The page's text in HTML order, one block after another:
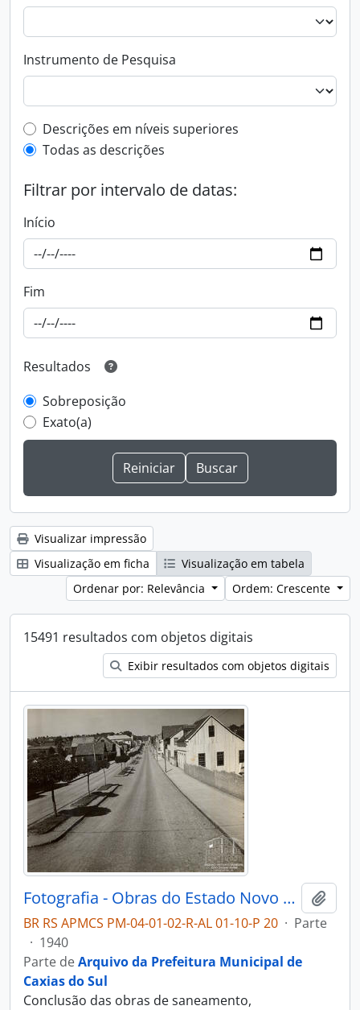
Instrumento de Pesquisa
Filtro de descrição de nível superior
Descrições em níveis superiores
Todas as descrições
Filtrar por intervalo de datas:
Início
Fim
Resultados
Sobreposição
Exato(a)
Visualizar impressão
Visualização em ficha
Visualização em tabela
Ordenar por: Relevância
Ordem: Crescente
15491 resultados com objetos digitais
Exibir resultados com objetos digitais
Fotografia - Obras do Estado Novo Caxias - Alguns Flagrantes de Urbanização e Saneamento - Administração Dante Marcucci
BR RS APMCS PM-04-01-02-R-AL 01-10-P 20 · Parte
· 1940
Parte deArquivo da Prefeitura Municipal de
Caxias do Sul
Conclusão das obras de saneamento,